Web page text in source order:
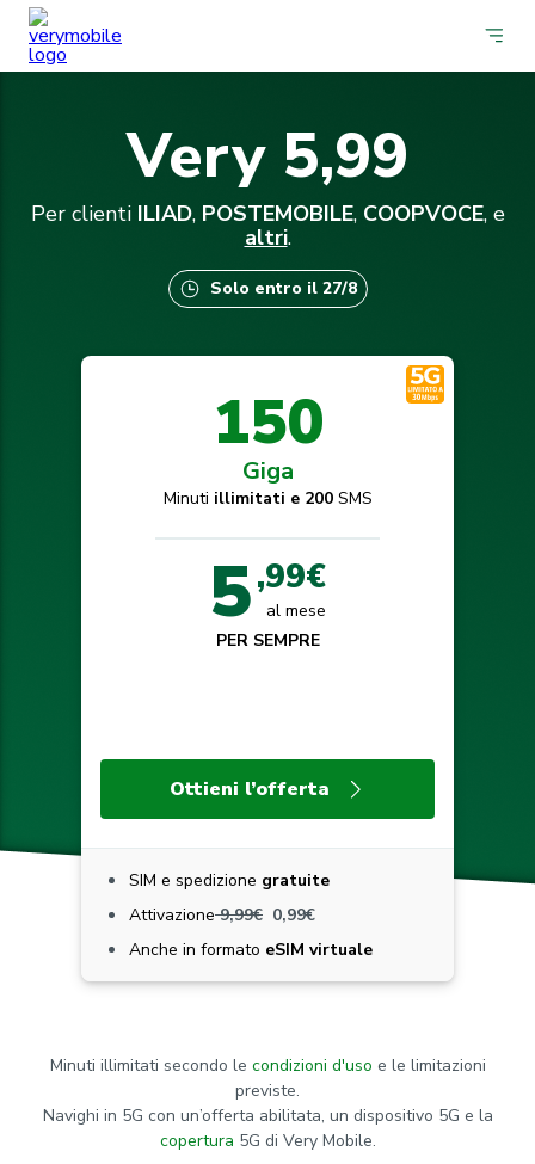
150
Giga
Minuti illimitati e 200SMS
5,99€
al mese
PER SEMPRE
Ottieni l’offerta
SIM e spedizione gratuite
Attivazione9,99€ 0,99€
Anche in formato eSIM virtuale
Very 5,99
Per clienti ILIAD, POSTEMOBILE,COOPVOCE, e
altri.
Solo entro il 27/8
Minuti illimitati secondo le condizioni d'uso e le limitazioni
previste.
Navighi in 5G con un’offerta abilitata, un dispositivo 5G e la
copertura 5G di Very Mobile.